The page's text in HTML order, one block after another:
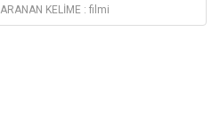
ARANAN KELİME : filmi